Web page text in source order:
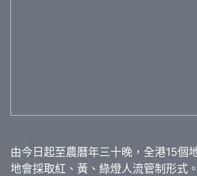
由今日起至農曆年三十晚，全港15個
地會採取紅、黃、綠燈人流管制形式。